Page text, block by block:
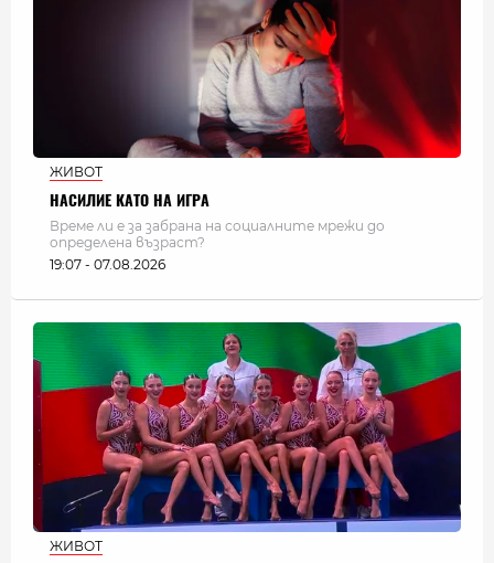
ЖИВОТ
НАСИЛИЕ КАТО НА ИГРА
Време ли е за забрана на социалните мрежи до
определена възраст?
19:07 - 07.08.2026
ЖИВОТ